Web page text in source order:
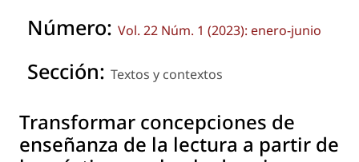
Número: Vol. 22 Núm. 1 (2023): enero-junio
Sección: Textos y contextos
Transformar concepciones de
enseñanza de la lectura a partir de